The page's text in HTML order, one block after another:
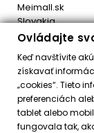
Meimall.sk
Slovakia
Email:
Control your
Ovládajte
Keď navštívite
získavať
„cookies“. Tieto
preferenciách
tablet alebo
fungovala tak,